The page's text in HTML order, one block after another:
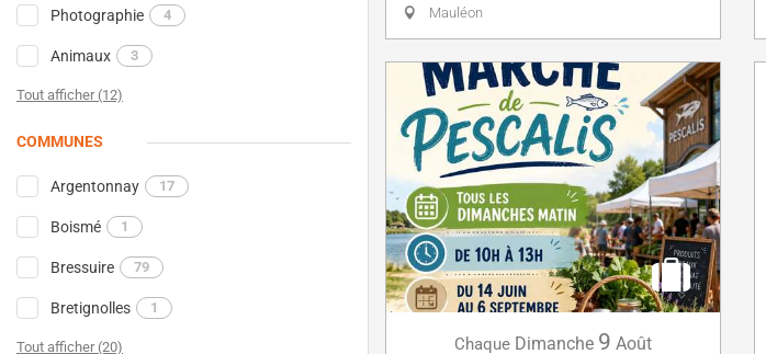
Photographie 4
Animaux 3
Tout afficher (12)
COMMUNES
Argentonnay 17
Boismé 1
Bressuire 79
Bretignolles 1
Tout afficher (20)
Mauléon
Chaque Dimanche 9 Août